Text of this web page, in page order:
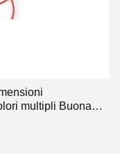
multipli Buona